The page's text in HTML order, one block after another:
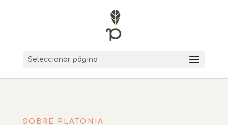
Seleccionar página
SOBRE PLATONIA